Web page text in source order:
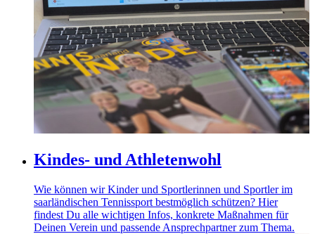
Kindes- und Athletenwohl
Wie können wir Kinder und Sportlerinnen und Sportler im
saarländischen Tennissport bestmöglich schützen? Hier
findest Du alle wichtigen Infos, konkrete Maßnahmen für
Deinen Verein und passende Ansprechpartner zum Thema.